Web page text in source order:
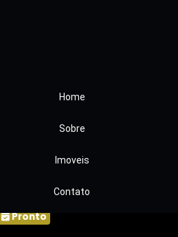
Home
Sobre
Imoveis
Contato
Dom
II Granja
Pronto